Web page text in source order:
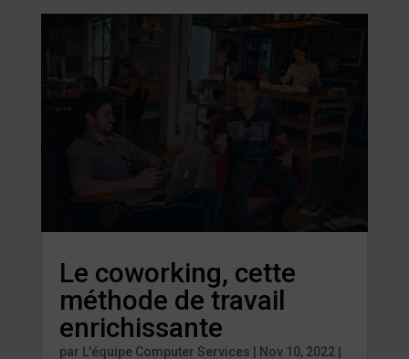
Le coworking, cette
méthode de travail
enrichissante
par L'équipe Computer Services Nov 10, 2022|